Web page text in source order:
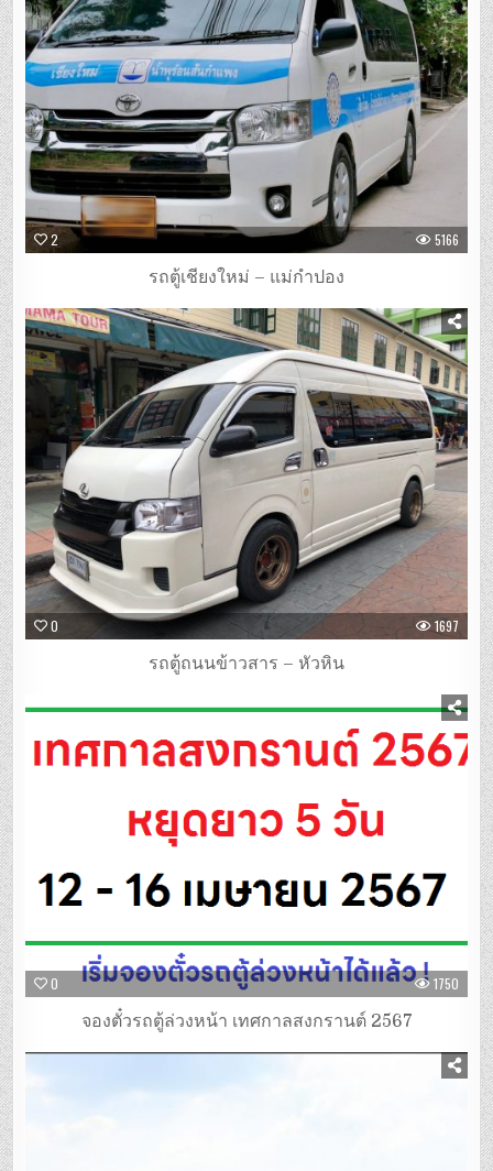
2 5166
รถตู้เชียงใหม่ – แม่กำปอง
0 1697
รถตู้ถนนข้าวสาร – หัวหิน
0 1750
จองตั๋วรถตู้ล่วงหน้า เทศกาลสงกรานต์ 2567